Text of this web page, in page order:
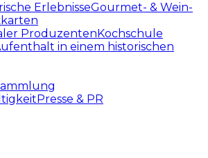
ErlebnisseGourmet- & Wein-
ProduzentenKochschule
in einem historischen
Presse & PR